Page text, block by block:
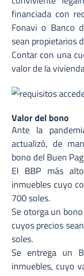
financiada con
Fonavi o Banco
sean propietarios
Contar con una
valor de la
Valor del bono
Ante la
actualizó, de
bono del Buen
El BBP más
inmuebles cuyo
700 soles.
Se otorga un
cuyos precios
soles.
Se entrega un
inmuebles, cuyo